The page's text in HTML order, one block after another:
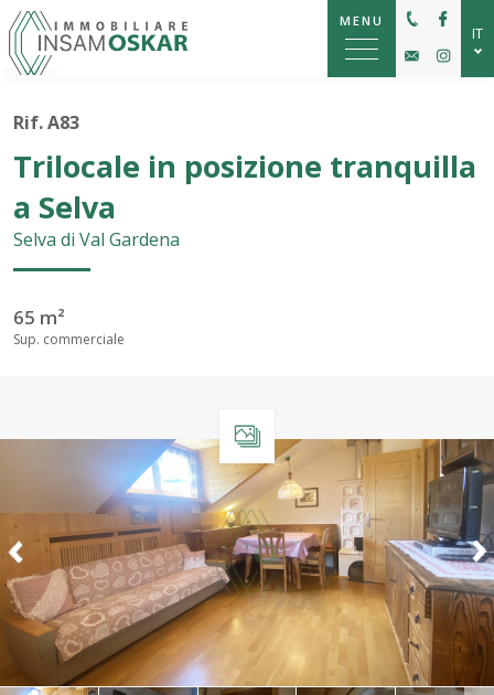
MENU
IT
Rif. A83
Trilocale in posizione tranquilla
a Selva
Selva di Val Gardena
65 m²
Sup. commerciale